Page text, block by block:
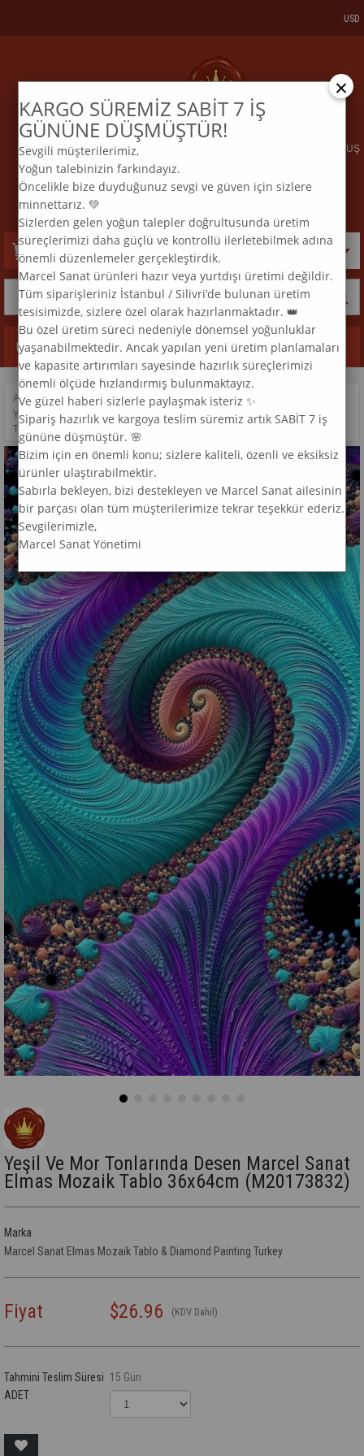
KARGO VE SİPARİŞTAKİP BİZE ULAŞIN
ELMAS MOZAİK TABLO & DIAMOND PAINTING TURKEY & KURULUŞ
2015
TEL:0 850 969 33 74 EMAİL:info@marcelsanat.com
USD
Kategoriler
ANASAYFA > DESEN >
YEŞIL VE MOR TONLARINDA DESEN MARCEL SANAT ELMAS MOZAIK
TABLO 36X64CM
Yeşil Ve Mor Tonlarında Desen Marcel Sanat
Elmas Mozaik Tablo 36x64cm (M20173832)
Marka
Marcel Sanat Elmas Mozaik Tablo & Diamond Painting Turkey
Fiyat $26.96 (KDV Dahil)
Tahmini Teslim Süresi 15 Gün
ADET
×
KARGO SÜREMİZ SABİT 7 İŞ
GÜNÜNE DÜŞMÜŞTÜR!
Sevgili müşterilerimiz,
Yoğun talebinizin farkındayız.
Öncelikle bize duyduğunuz sevgi ve güven için sizlere
minnettarız. 💚
Sizlerden gelen yoğun talepler doğrultusunda üretim
süreçlerimizi daha güçlü ve kontrollü ilerletebilmek adına
önemli düzenlemeler gerçekleştirdik.
Marcel Sanat ürünleri hazır veya yurtdışı üretimi değildir.
Tüm siparişleriniz İstanbul / Silivri’de bulunan üretim
tesisimizde, sizlere özel olarak hazırlanmaktadır. 👑
Bu özel üretim süreci nedeniyle dönemsel yoğunluklar
yaşanabilmektedir. Ancak yapılan yeni üretim planlamaları
ve kapasite artırımları sayesinde hazırlık süreçlerimizi
önemli ölçüde hızlandırmış bulunmaktayız.
Ve güzel haberi sizlerle paylaşmak isteriz ✨
Sipariş hazırlık ve kargoya teslim süremiz artık SABİT 7 iş
gününe düşmüştür. 🌸
Bizim için en önemli konu; sizlere kaliteli, özenli ve eksiksiz
ürünler ulaştırabilmektir.
Sabırla bekleyen, bizi destekleyen ve Marcel Sanat ailesinin
bir parçası olan tüm müşterilerimize tekrar teşekkür ederiz.
Sevgilerimizle,
Marcel Sanat Yönetimi